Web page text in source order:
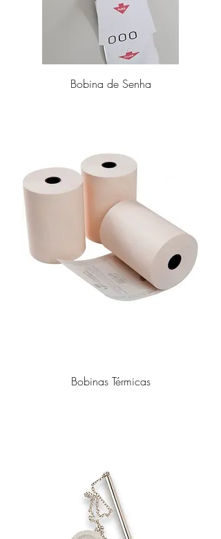
Bobina de Senha
Bobinas Térmicas